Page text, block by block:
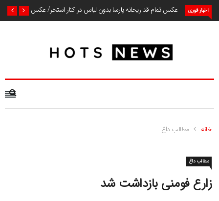
اخبار فوری عکس تمام قد ریحانه پارسا بدون لباس در کنار استخر/ عکس
خانه مطالب داغ
مطالب داغ
زارع فومنی بازداشت شد